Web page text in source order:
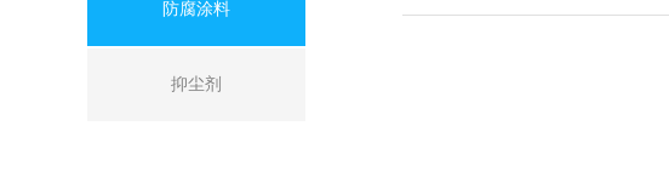
防腐涂料
抑尘剂